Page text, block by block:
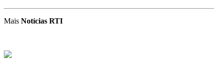
Mais Notícias RTI